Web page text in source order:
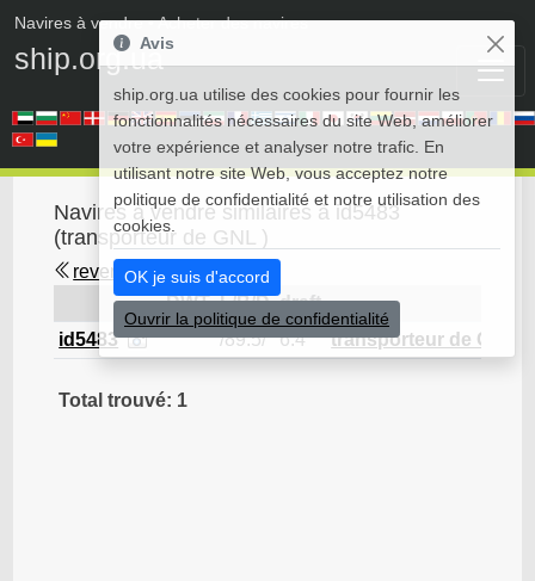
Navires à vendre• Acheter des navires
ship.org.ua
Navires à vendre similaires à id5483
(transporteur de GNL )
revenir en arrière
DWT L/B/D draft
id5483
/89.5/ 6.4 transporteur de GNL
Total trouvé: 1
Avis
ship.org.ua utilise des cookies pour fournir les
fonctionnalités nécessaires du site Web, améliorer
votre expérience et analyser notre trafic. En
utilisant notre site Web, vous acceptez notre
politique de confidentialité et notre utilisation des
cookies.
OK je suis d'accord
Ouvrir la politique de confidentialité